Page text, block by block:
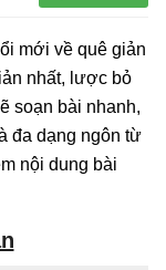
mới về quê giản
nhất, lược bỏ
soạn bài nhanh,
đa dạng ngôn từ
nội dung bài